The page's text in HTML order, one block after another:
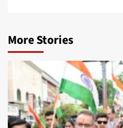
More Stories